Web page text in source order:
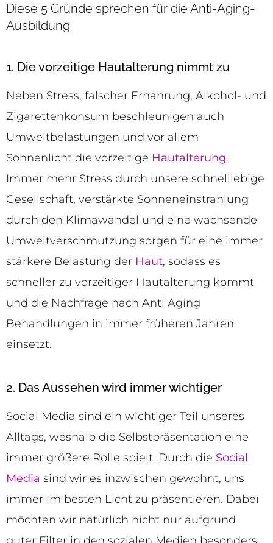
Diese 5 Gründe sprechen für die Anti-Aging-
Ausbildung
1. Die vorzeitige Hautalterung nimmt zu
Neben Stress, falscher Ernährung, Alkohol- und
Zigarettenkonsum beschleunigen auch
Umweltbelastungen und vor allem
Sonnenlicht die vorzeitige Hautalterung.
Immer mehr Stress durch unsere schnelllebige
Gesellschaft, verstärkte Sonneneinstrahlung
durch den Klimawandel und eine wachsende
Umweltverschmutzung sorgen für eine immer
stärkere Belastung der Haut, sodass es
schneller zu vorzeitiger Hautalterung kommt
und die Nachfrage nach Anti Aging
Behandlungen in immer früheren Jahren
einsetzt.
2. Das Aussehen wird immer wichtiger
Social Media sind ein wichtiger Teil unseres
Alltags, weshalb die Selbstpräsentation eine
immer größere Rolle spielt. Durch die Social
Media sind wir es inzwischen gewohnt, uns
immer im besten Licht zu präsentieren. Dabei
möchten wir natürlich nicht nur aufgrund